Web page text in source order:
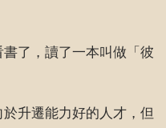
了，讀了一本叫做「彼
升遷能力好的人才，但